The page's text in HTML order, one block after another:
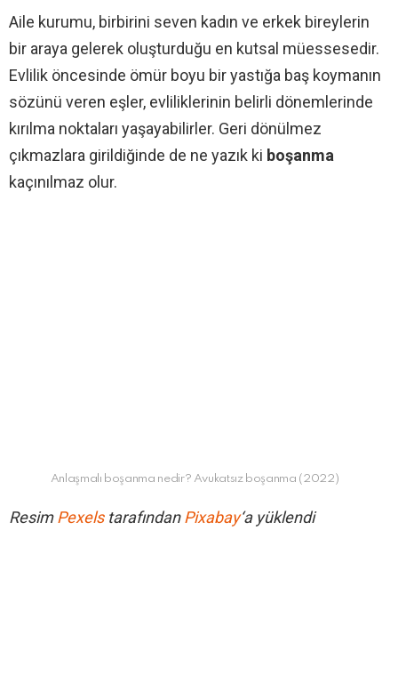
Aile kurumu, birbirini seven kadın ve erkek bireylerin
bir araya gelerek oluşturduğu en kutsal müessesedir.
Evlilik öncesinde ömür boyu bir yastığa baş koymanın
sözünü veren eşler, evliliklerinin belirli dönemlerinde
kırılma noktaları yaşayabilirler. Geri dönülmez
çıkmazlara girildiğinde de ne yazık ki boşanma
kaçınılmaz olur.
Anlaşmalı boşanma nedir? Avukatsız boşanma (2022)
ResimPexelstarafındanPixabay‘a yüklendi